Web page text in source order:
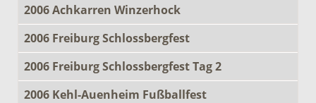
2006 Achkarren Winzerhock
2006 Freiburg Schlossbergfest
2006 Freiburg Schlossbergfest Tag 2
2006 Kehl-Auenheim Fußballfest